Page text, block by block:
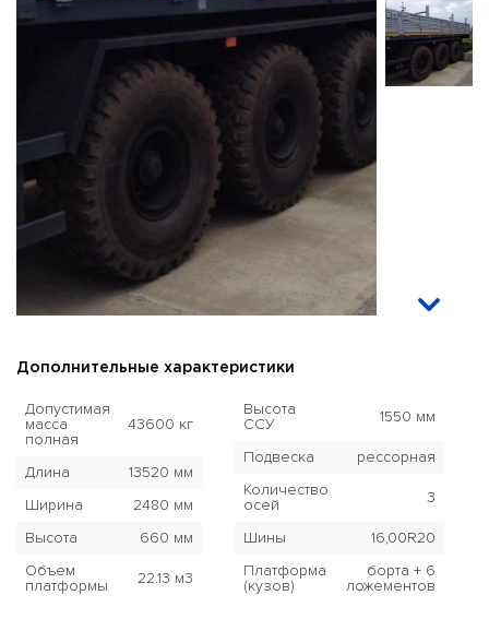
Дополнительные характеристики
Допустимая
масса
полная
43600 кг
Длина
13520 мм
Ширина
2480 мм
Высота
660 мм
Объем
платформы
22.13 м3
Высота
ССУ
1550 мм
Подвеска
рессорная
Количество
осей
3
Шины
16,00R20
Платформа
(кузов)
борта + 6
ложементов